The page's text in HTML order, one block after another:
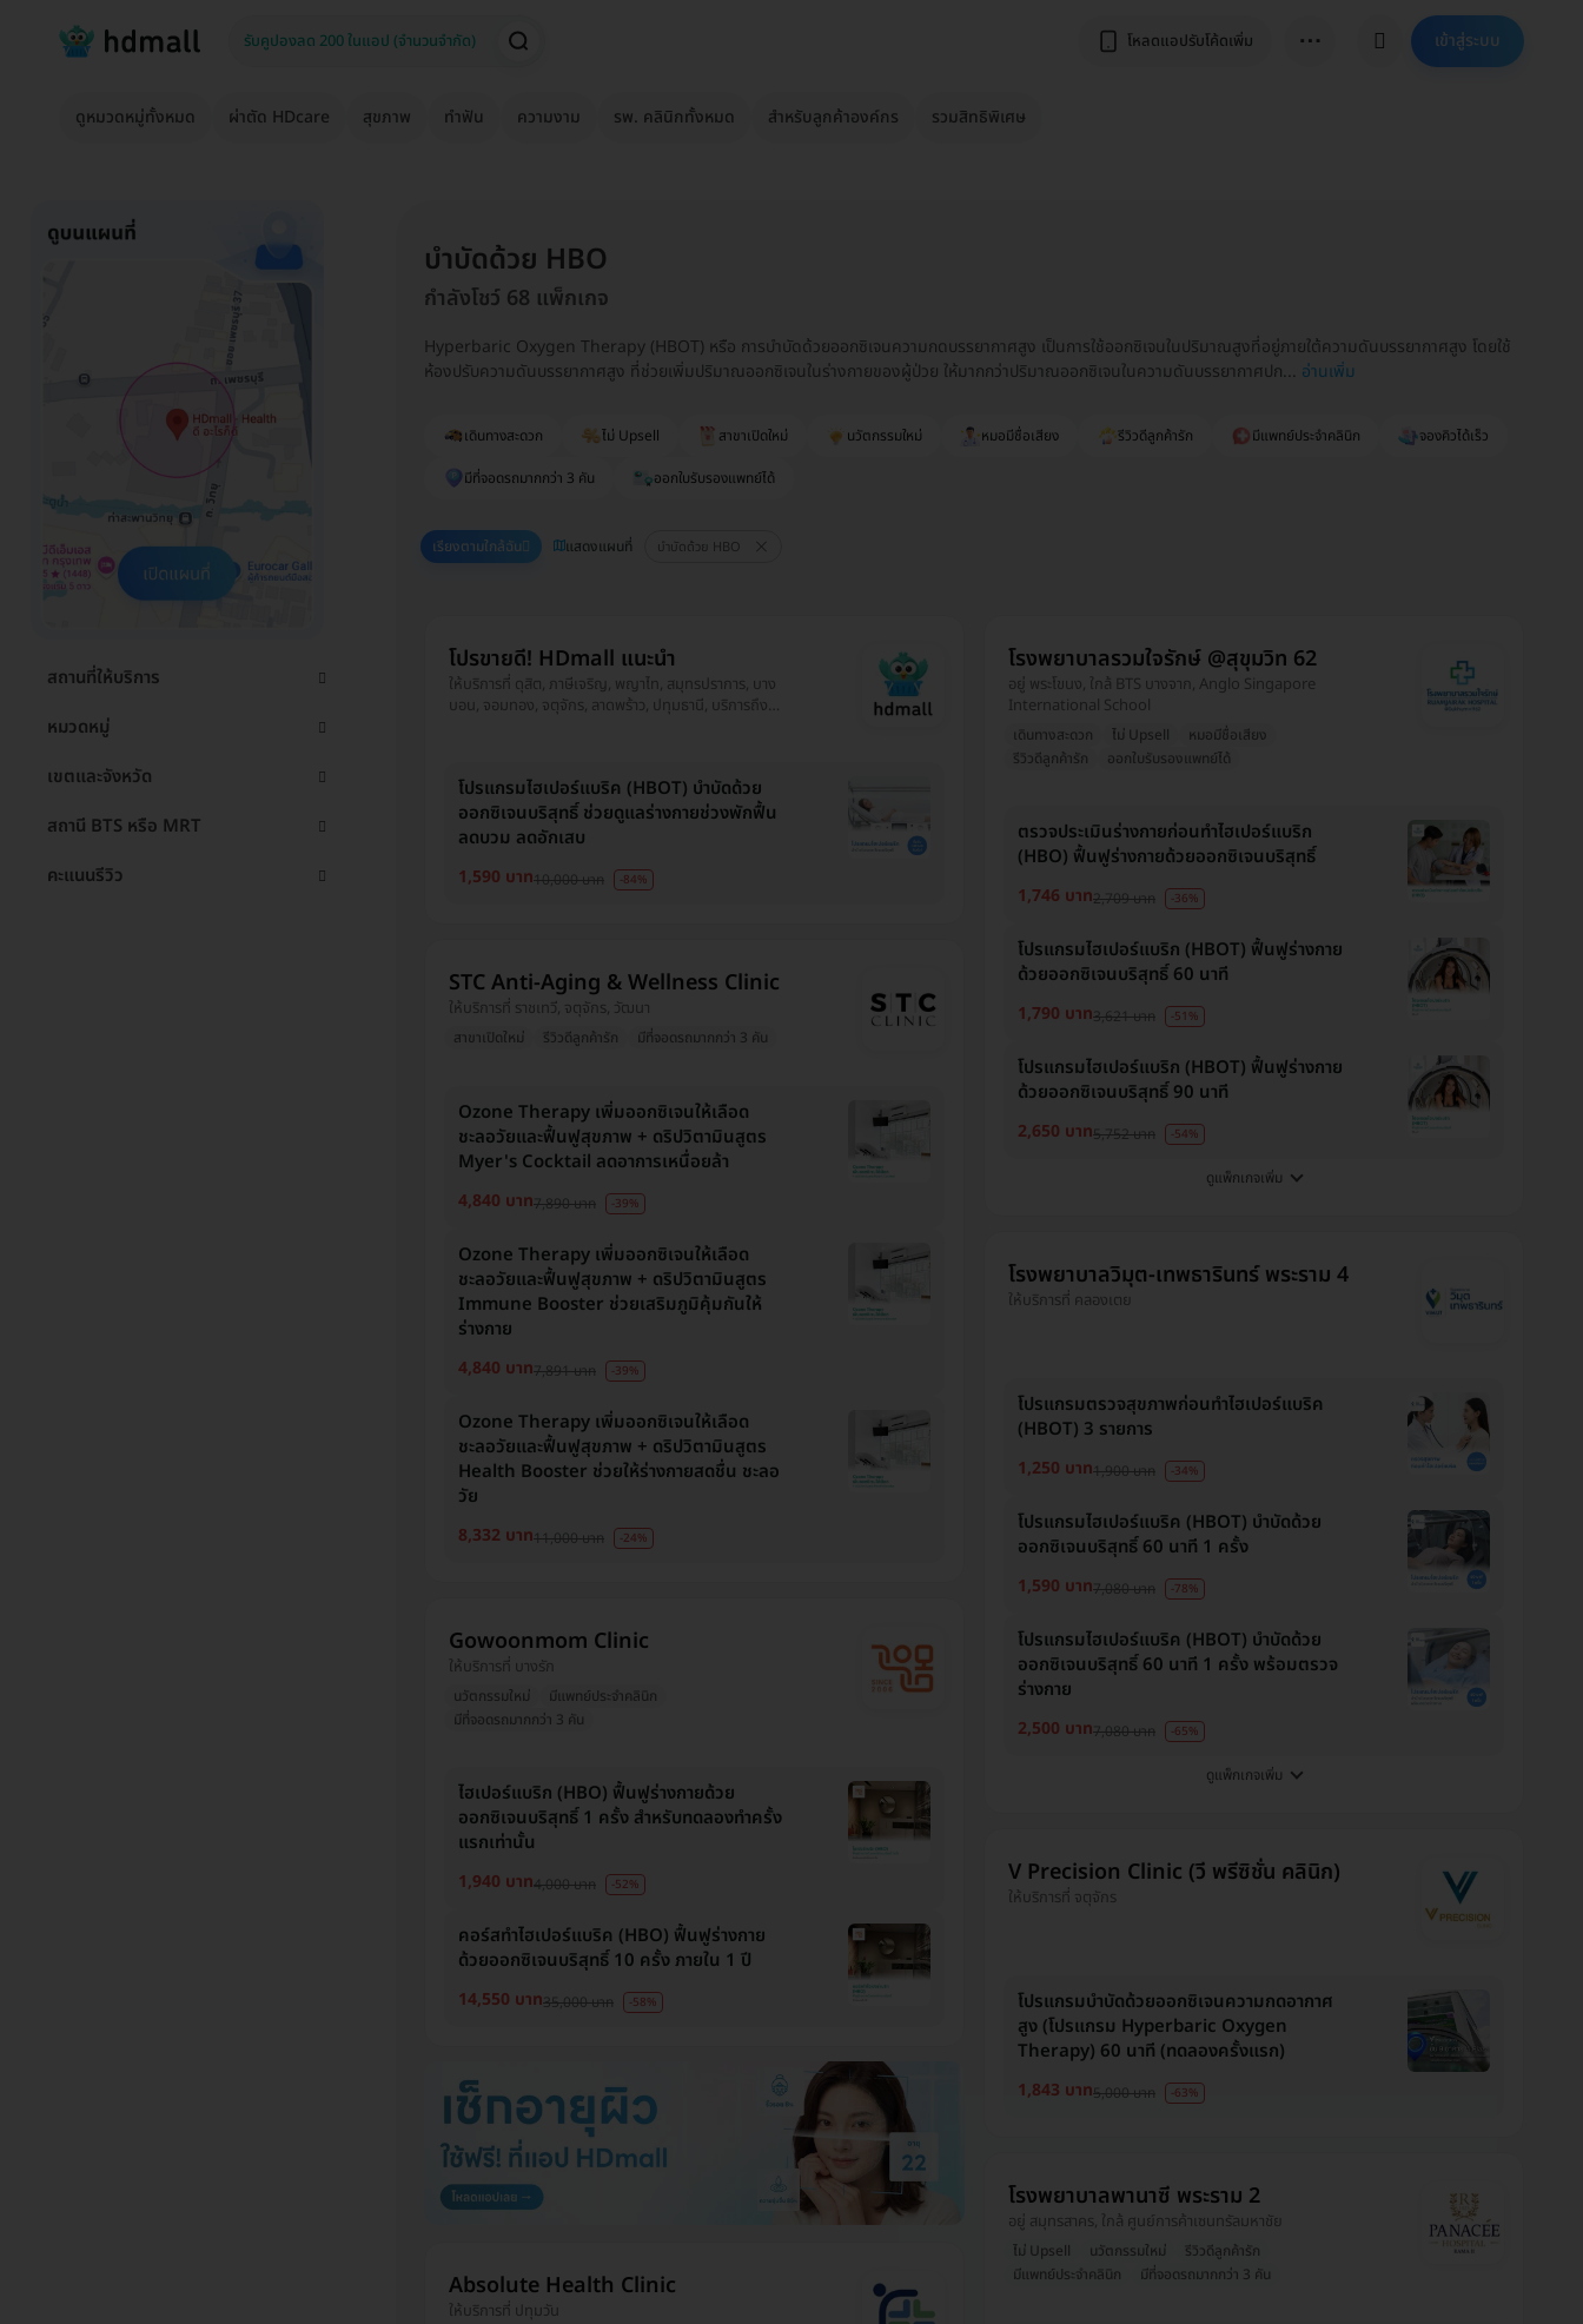
โหลดแอปรับโค้ดเพิ่ม ⋯ เข้าสู่ระบบ
ดูหมวดหมู่ทั้งหมด ผ่าตัด HDcare สุขภาพ ทำฟัน ความงาม รพ. คลินิกทั้งหมด สำหรับลูกค้าองค์กร รวมสิทธิพิเศษ
สถานที่ให้บริการ
หมวดหมู่
เขตและจังหวัด
สถานี BTS หรือ MRT
คะแนนรีวิว
บำบัดด้วย HBO
กำลังโชว์ 68 แพ็กเกจ
Hyperbaric Oxygen Therapy (HBOT) หรือ การบำบัดด้วยออกซิเจนความกดบรรยากาศสูง เป็นการใช้ออกซิเจนในปริมาณสูงที่อยู่ภายใต้ความดันบรรยากาศสูง โดยใช้
ห้องปรับความดันบรรยากาศสูง ที่ช่วยเพิ่มปริมาณออกซิเจนในร่างกายของผู้ป่วย ให้มากกว่าปริมาณออกซิเจนในความดันบรรยากาศปก... อ่านเพิ่ม
เดินทางสะดวก ไม่ Upsell สาขาเปิดใหม่ นวัตกรรมใหม่ หมอมีชื่อเสียง รีวิวดีลูกค้ารัก มีแพทย์ประจำคลินิก
จองคิวได้เร็ว
มีที่จอดรถมากกว่า 3 คัน
ออกใบรับรองแพทย์ได้
เรียงตามใกล้ฉัน แสดงแผนที่ บำบัดด้วย HBO
โปรขายดี! HDmall แนะนำ
ให้บริการที่ ดุสิต, ภาษีเจริญ, พญาไท, สมุทรปราการ, บาง
บอน, จอมทอง, จตุจักร, ลาดพร้าว, ปทุมธานี, บริการถึง
โปรแกรมไฮเปอร์แบริค (HBOT) บำบัดด้วย
ออกซิเจนบริสุทธิ์ ช่วยดูแลร่างกายช่วงพักฟื้น
ลดบวม ลดอักเสบ
1,590 บาท10,000 บาท -84%
STC Anti-Aging & Wellness Clinic
ให้บริการที่ ราชเทวี, จตุจักร, วัฒนา
สาขาเปิดใหม่ รีวิวดีลูกค้ารัก มีที่จอดรถมากกว่า 3 คัน
Ozone Therapy เพิ่มออกซิเจนให้เลือด
ชะลอวัยและฟื้นฟูสุขภาพ + ดริปวิตามินสูตร
Myer's Cocktail ลดอาการเหนื่อยล้า
4,840 บาท7,890 บาท -39%
Ozone Therapy เพิ่มออกซิเจนให้เลือด
ชะลอวัยและฟื้นฟูสุขภาพ + ดริปวิตามินสูตร
Immune Booster ช่วยเสริมภูมิคุ้มกันให้
ร่างกาย
4,840 บาท7,891 บาท -39%
Ozone Therapy เพิ่มออกซิเจนให้เลือด
ชะลอวัยและฟื้นฟูสุขภาพ + ดริปวิตามินสูตร
Health Booster ช่วยให้ร่างกายสดชื่น ชะลอ
วัย
8,332 บาท11,000 บาท -24%
Gowoonmom Clinic
ให้บริการที่ บางรัก
นวัตกรรมใหม่
มีแพทย์ประจำคลินิก
มีที่จอดรถมากกว่า 3 คัน
ไฮเปอร์แบริก (HBO) ฟื้นฟูร่างกายด้วย
ออกซิเจนบริสุทธิ์ 1 ครั้ง สำหรับทดลองทำครั้ง
แรกเท่านั้น
1,940 บาท4,000 บาท -52%
คอร์สทำไฮเปอร์แบริค (HBO) ฟื้นฟูร่างกาย
ด้วยออกซิเจนบริสุทธิ์ 10 ครั้ง ภายใน 1 ปี
14,550 บาท35,000 บาท -58%
Absolute Health Clinic
ให้บริการที่ ปทุมวัน
โรงพยาบาลรวมใจรักษ์ @สุขุมวิท 62
อยู่ พระโขนง, ใกล้ BTS บางจาก, Anglo Singapore
International School
เดินทางสะดวก ไม่ Upsell
หมอมีชื่อเสียง
รีวิวดีลูกค้ารัก
ออกใบรับรองแพทย์ได้
ตรวจประเมินร่างกายก่อนทำไฮเปอร์แบริก
(HBO) ฟื้นฟูร่างกายด้วยออกซิเจนบริสุทธิ์
1,746 บาท2,709 บาท -36%
โปรแกรมไฮเปอร์แบริก (HBOT) ฟื้นฟูร่างกาย
ด้วยออกซิเจนบริสุทธิ์ 60 นาที
1,790 บาท3,621 บาท -51%
โปรแกรมไฮเปอร์แบริก (HBOT) ฟื้นฟูร่างกาย
ด้วยออกซิเจนบริสุทธิ์ 90 นาที
2,650 บาท5,752 บาท -54%
ดูแพ็กเกจเพิ่ม
โรงพยาบาลวิมุต-เทพธารินทร์ พระราม 4
ให้บริการที่ คลองเตย
โปรแกรมตรวจสุขภาพก่อนทำไฮเปอร์แบริค
(HBOT) 3 รายการ
1,250 บาท1,900 บาท -34%
โปรแกรมไฮเปอร์แบริค (HBOT) บำบัดด้วย
ออกซิเจนบริสุทธิ์ 60 นาที 1 ครั้ง
1,590 บาท7,080 บาท -78%
โปรแกรมไฮเปอร์แบริค (HBOT) บำบัดด้วย
ออกซิเจนบริสุทธิ์ 60 นาที 1 ครั้ง พร้อมตรวจ
ร่างกาย
2,500 บาท7,080 บาท -65%
ดูแพ็กเกจเพิ่ม
V Precision Clinic (วี พรีซิชั่น คลินิก)
ให้บริการที่ จตุจักร
โปรแกรมบำบัดด้วยออกซิเจนความกดอากาศ
สูง (โปรแกรม Hyperbaric Oxygen
Therapy) 60 นาที (ทดลองครั้งแรก)
1,843 บาท5,000 บาท -63%
โรงพยาบาลพานาซี พระราม 2
อยู่ สมุทรสาคร, ใกล้ ศูนย์การค้าเซนทรัลมหาชัย
ไม่ Upsell นวัตกรรมใหม่
รีวิวดีลูกค้ารัก
มีแพทย์ประจำคลินิก
มีที่จอดรถมากกว่า 3 คัน